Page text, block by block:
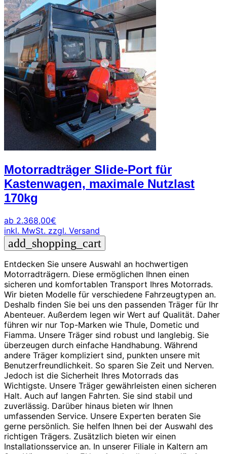
phone0471
962
540
4,6
Google
Facebook
Instagram
Motorradträger Slide-Port für
Kastenwagen, maximale Nutzlast
170kg
ab 2.368,00€
inkl. MwSt. zzgl. Versand
add_shopping_cart
Entdecken Sie unsere Auswahl an hochwertigen
Motorradträgern. Diese ermöglichen Ihnen einen
sicheren und komfortablen Transport Ihres Motorrads.
Wir bieten Modelle für verschiedene Fahrzeugtypen an.
Deshalb finden Sie bei uns den passenden Träger für Ihr
Abenteuer. Außerdem legen wir Wert auf Qualität. Daher
führen wir nur Top-Marken wie Thule, Dometic und
Fiamma. Unsere Träger sind robust und langlebig. Sie
überzeugen durch einfache Handhabung. Während
andere Träger kompliziert sind, punkten unsere mit
Benutzerfreundlichkeit. So sparen Sie Zeit und Nerven.
Jedoch ist die Sicherheit Ihres Motorrads das
Wichtigste. Unsere Träger gewährleisten einen sicheren
Halt. Auch auf langen Fahrten. Sie sind stabil und
zuverlässig. Darüber hinaus bieten wir Ihnen
umfassenden Service. Unsere Experten beraten Sie
gerne persönlich. Sie helfen Ihnen bei der Auswahl des
richtigen Trägers. Zusätzlich bieten wir einen
Installationsservice an. In unserer Filiale in Kaltern am